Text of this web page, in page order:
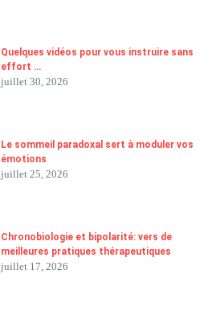
Quelques vidéos pour vous instruire sans
effort …
juillet 30, 2026
Le sommeil paradoxal sert à moduler vos
émotions
juillet 25, 2026
Chronobiologie et bipolarité: vers de
meilleures pratiques thérapeutiques
juillet 17, 2026